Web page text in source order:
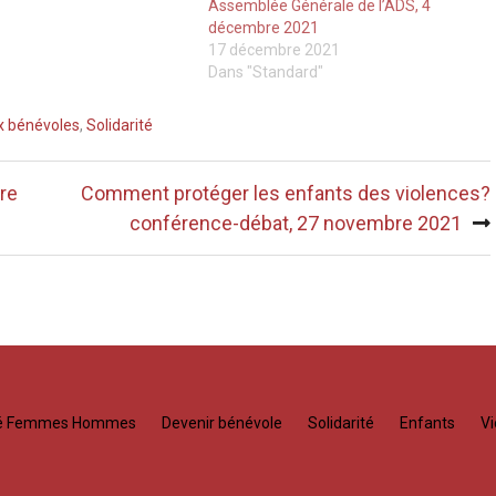
Assemblée Générale de l’ADS, 4
décembre 2021
17 décembre 2021
Dans "Standard"
bénévoles, Solidarité
Comment protéger les enfants des violences?
conférence-débat, 27 novembre 2021
Femmes Hommes Devenir bénévole Solidarité Enfants